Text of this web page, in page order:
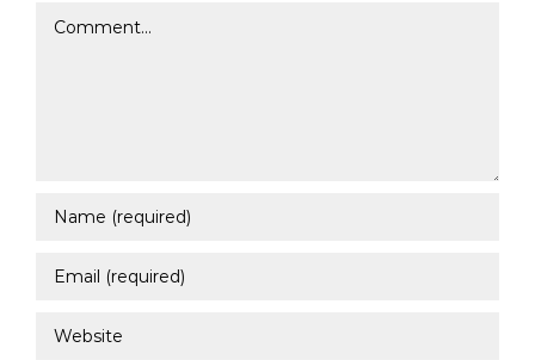
Comment